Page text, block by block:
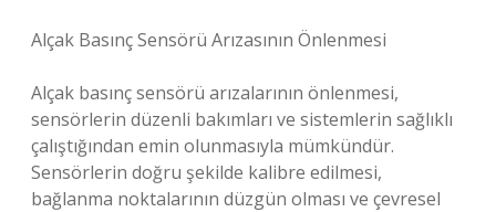
Alçak Basınç Sensörü Arızasının Önlenmesi
Alçak basınç sensörü arızalarının önlenmesi,
sensörlerin düzenli bakımları ve sistemlerin sağlıklı
çalıştığından emin olunmasıyla mümkündür.
Sensörlerin doğru şekilde kalibre edilmesi,
bağlanma noktalarının düzgün olması ve çevresel